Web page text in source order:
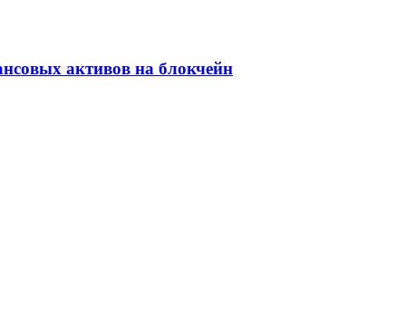
активов на блокчейн